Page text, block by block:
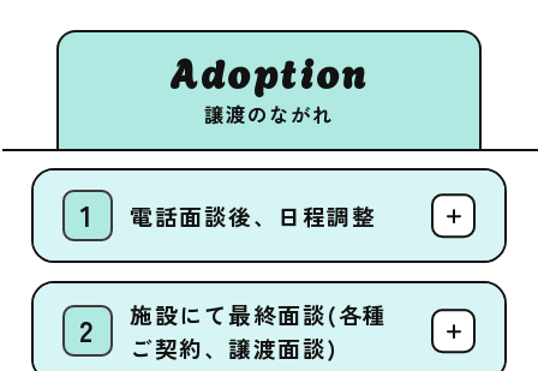
Adoption
譲渡のながれ
電話面談後、日程調整
施設にて最終面談(各種
ご契約、譲渡面談)